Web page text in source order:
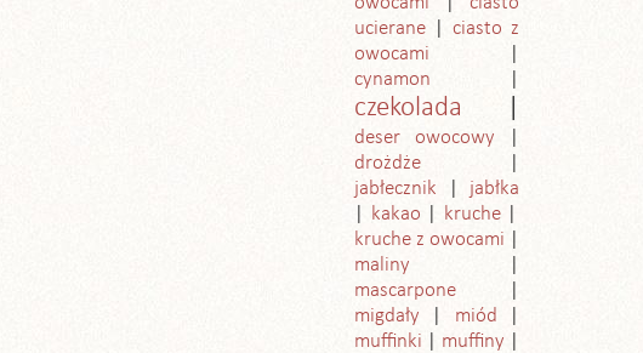
ucierane
ciasto z
owocami
cynamon
czekolada
deser owocowy
drożdże
jabłecznik
jabłka
kakao
kruche
kruche z owocami
maliny
mascarpone
migdały
miód
muffinki
muffiny